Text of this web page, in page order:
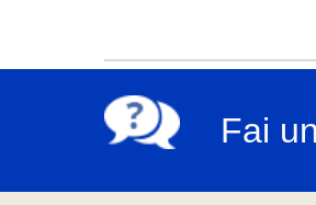
Fai